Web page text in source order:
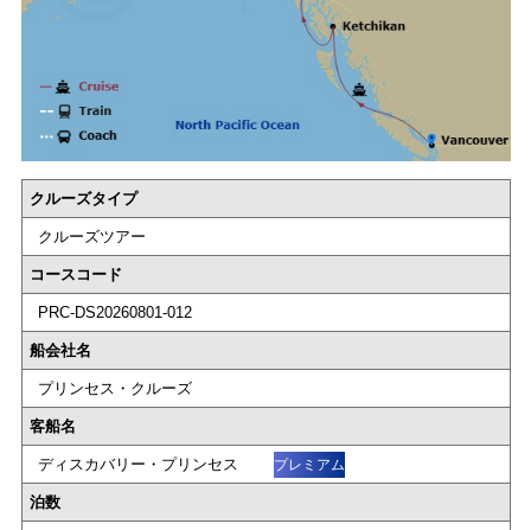
クルーズタイプ
クルーズツアー
コースコード
PRC-DS20260801-012
船会社名
プリンセス・クルーズ
客船名
ディスカバリー・プリンセス プレミアム
泊数